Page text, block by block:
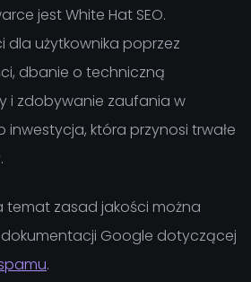
jest White Hat SEO.
dla użytkownika poprzez
dbanie o techniczną
i zdobywanie zaufania w
która przynosi trwałe
temat zasad jakości można
Google dotyczącej
.